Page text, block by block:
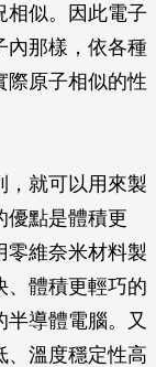
相似。因此電子
內那樣，依各種
際原子相似的性
，就可以用來製
優點是體積更
零維奈米材料製
、體積更輕巧的
半導體電腦。又
、溫度穩定性高